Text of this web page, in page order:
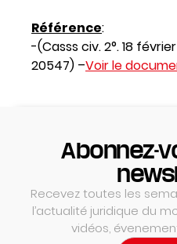
Référence:
-(Casss civ. 2°. 18
20547) –Voir le
Abonnez-
Recevez toutes les
l’actualité juridique du
vidéos,